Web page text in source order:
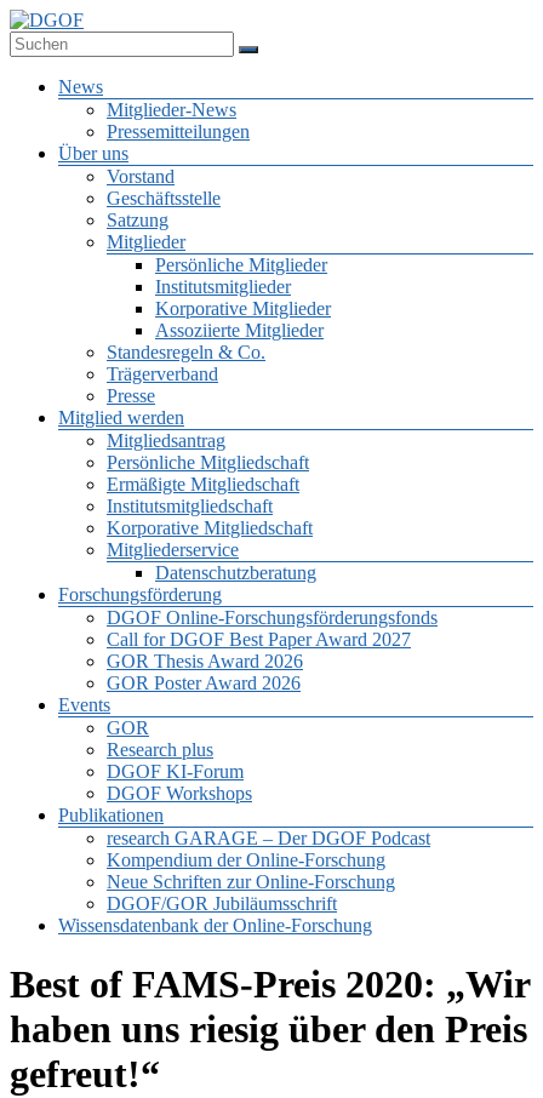
Zum
Inhalt
springen
Deutsche Gesellschaft für Online-Forschung e.V.
Menü
News
Mitglieder-News
Pressemitteilungen
Über uns
Vorstand
Geschäftsstelle
Satzung
Mitglieder
Persönliche Mitglieder
Institutsmitglieder
Korporative Mitglieder
Assoziierte Mitglieder
Standesregeln & Co.
Trägerverband
Presse
Mitglied werden
Mitgliedsantrag
Persönliche Mitgliedschaft
Ermäßigte Mitgliedschaft
Institutsmitgliedschaft
Korporative Mitgliedschaft
Mitgliederservice
Datenschutzberatung
Forschungsförderung
DGOF Online-Forschungsförderungsfonds
Call for DGOF Best Paper Award 2027
GOR Thesis Award 2026
GOR Poster Award 2026
Events
GOR
Research plus
DGOF KI-Forum
DGOF Workshops
Publikationen
research GARAGE – Der DGOF Podcast
Kompendium der Online-Forschung
Neue Schriften zur Online-Forschung
DGOF/GOR Jubiläumsschrift
Wissensdatenbank der Online-Forschung
Best of FAMS-Preis 2020: „Wir
haben uns riesig über den Preis
gefreut!“